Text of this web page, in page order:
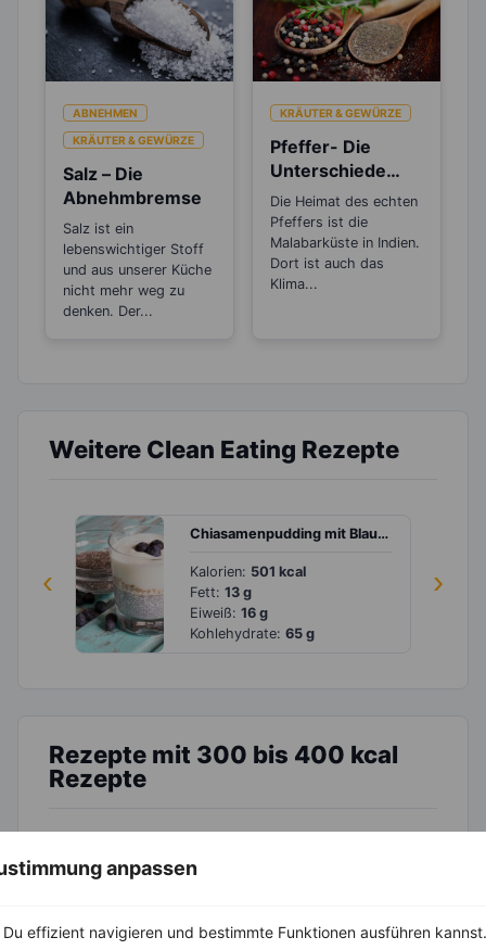
anpassen
effizient navigieren und bestimmte Funktionen ausführen
ABNEHMEN
KRÄUTER & GEWÜRZE
Salz – Die
Abnehmbremse
Salz ist ein
lebenswichtiger Stoff
und aus unserer Küche
nicht mehr weg zu
denken. Der...
KRÄUTER & GEWÜRZE
Pfeffer- Die
Unterschiede
zwischen den
Sorten
Die Heimat des echten
Pfeffers ist die
Malabarküste in Indien.
Dort ist auch das
Klima...
Weitere Clean Eating Rezepte
‹ ›
Chiasamenpudding mit Blaubeeren, Haferflocken und Sojajoghurt
Kalorien: 501 kcal
Fett:13 g
Eiweiß:16 g
Kohlehydrate:65 g
Rezepte mit 300 bis 400 kcal
Rezepte
Eiweiß: 34 g